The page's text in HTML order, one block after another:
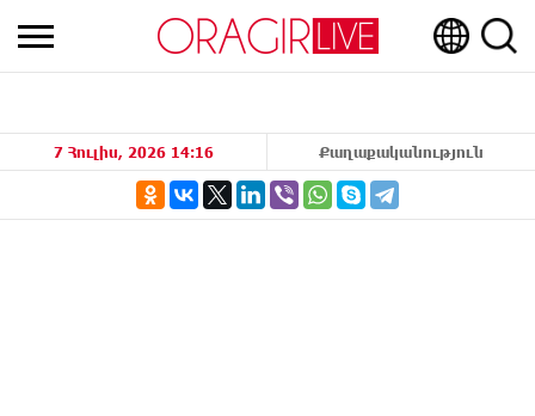
7 Հուլիս, 2026 14:16 Քաղաքականություն